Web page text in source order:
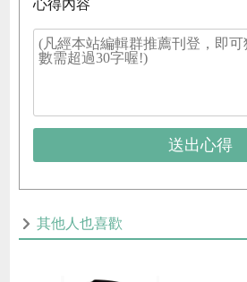
心得內容
送出心得
其他人也喜歡